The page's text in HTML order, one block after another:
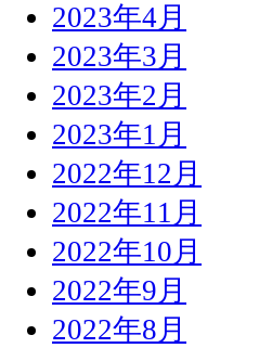
2023年4月
2023年3月
2023年2月
2023年1月
2022年12月
2022年11月
2022年10月
2022年9月
2022年8月